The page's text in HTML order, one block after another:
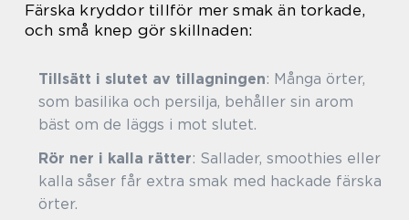
Färska kryddor tillför mer smak än torkade,
och små knep gör skillnaden:
Tillsätt i slutet av tillagningen: Många örter,
som basilika och persilja, behåller sin arom
bäst om de läggs i mot slutet.
Rör ner i kalla rätter: Sallader, smoothies eller
kalla såser får extra smak med hackade färska
örter.